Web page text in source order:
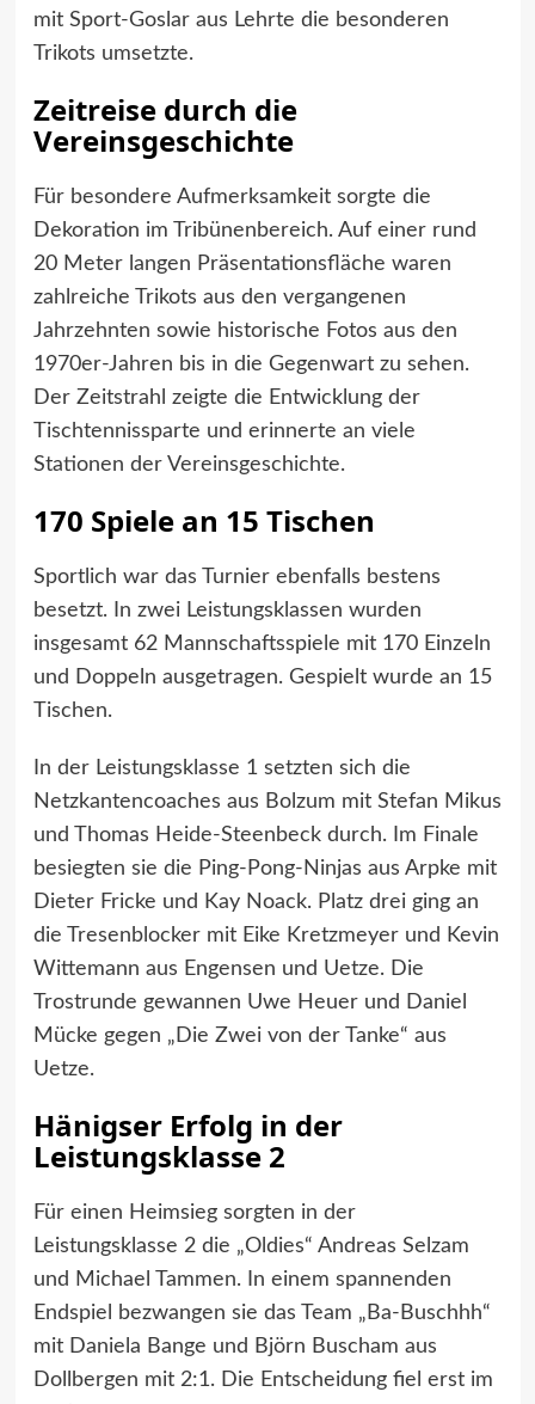
mit Sport-Goslar aus Lehrte die besonderen
Trikots umsetzte.
Zeitreise durch die
Vereinsgeschichte
Für besondere Aufmerksamkeit sorgte die
Dekoration im Tribünenbereich. Auf einer rund
20 Meter langen Präsentationsfläche waren
zahlreiche Trikots aus den vergangenen
Jahrzehnten sowie historische Fotos aus den
1970er-Jahren bis in die Gegenwart zu sehen.
Der Zeitstrahl zeigte die Entwicklung der
Tischtennissparte und erinnerte an viele
Stationen der Vereinsgeschichte.
170 Spiele an 15 Tischen
Sportlich war das Turnier ebenfalls bestens
besetzt. In zwei Leistungsklassen wurden
insgesamt 62 Mannschaftsspiele mit 170 Einzeln
und Doppeln ausgetragen. Gespielt wurde an 15
Tischen.
In der Leistungsklasse 1 setzten sich die
Netzkantencoaches aus Bolzum mit Stefan Mikus
und Thomas Heide-Steenbeck durch. Im Finale
besiegten sie die Ping-Pong-Ninjas aus Arpke mit
Dieter Fricke und Kay Noack. Platz drei ging an
die Tresenblocker mit Eike Kretzmeyer und Kevin
Wittemann aus Engensen und Uetze. Die
Trostrunde gewannen Uwe Heuer und Daniel
Mücke gegen „Die Zwei von der Tanke“ aus
Uetze.
Hänigser Erfolg in der
Leistungsklasse 2
Für einen Heimsieg sorgten in der
Leistungsklasse 2 die „Oldies“ Andreas Selzam
und Michael Tammen. In einem spannenden
Endspiel bezwangen sie das Team „Ba-Buschhh“
mit Daniela Bange und Björn Buscham aus
Dollbergen mit 2:1. Die Entscheidung fiel erst im